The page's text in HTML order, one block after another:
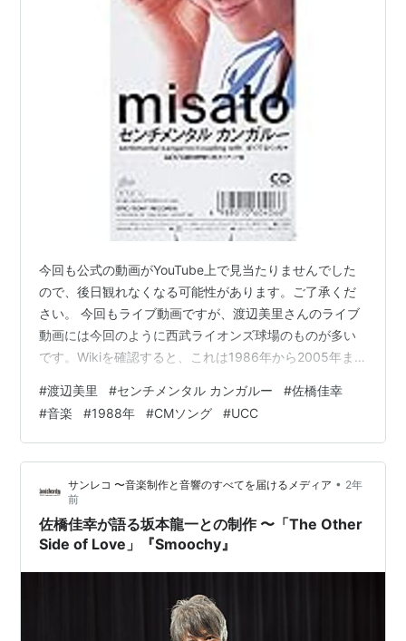
今回も公式の動画がYouTube上で見当たりませんでした
ので、後日観れなくなる可能性があります。ご了承くだ
さい。 今回もライブ動画ですが、渡辺美里さんのライブ
動画には今回のように西武ライオンズ球場のものが多い
です。Wikiを確認すると、これは1986年から2005年ま
す。 20年連続というのは凄いことだと思います。復活し
ないんでしょうか？渡辺美里さんだけのイベントではな
くとも、「misato Festival（ミサト フェス）」みたいな
感じで、女性ボーカリストや女性ボーカリストのバンド
ばかりを集めて、1980年代～1990年代の音楽、またこ
れか…
#渡辺美里 #センチメンタル カンガルー #佐橋佳幸
#音楽 #1988年 #CMソング #UCC
サンレコ 〜音楽制作と音響のすべてを届けるメディア • 2年
前
佐橋佳幸が語る坂本龍一との制作 〜「The Other
Side of Love」『Smoochy』